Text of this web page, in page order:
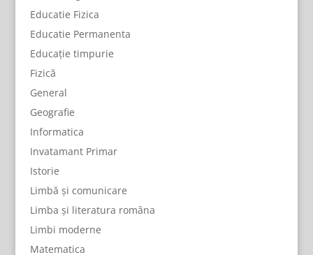
Educatie Fizica
Educatie Permanenta
Educație timpurie
Fizică
General
Geografie
Informatica
Invatamant Primar
Istorie
Limbă și comunicare
Limba și literatura româna
Limbi moderne
Matematica